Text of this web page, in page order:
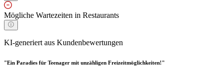
Mögliche Wartezeiten in Restaurants
KI-generiert aus Kundenbewertungen
"Ein Paradies für Teenager mit unzähligen Freizeitmöglichkeiten!"